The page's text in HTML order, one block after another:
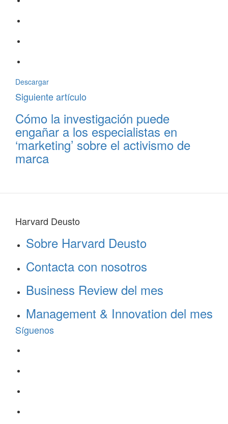
Descargar
Siguiente artículo
Cómo la investigación puede
engañar a los especialistas en
‘marketing’ sobre el activismo de
marca
Harvard Deusto
Sobre Harvard Deusto
Contacta con nosotros
Business Review del mes
Management & Innovation del mes
Síguenos